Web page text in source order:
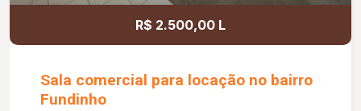
R$ 2.500,00 L
Sala comercial para locação no bairro
Fundinho